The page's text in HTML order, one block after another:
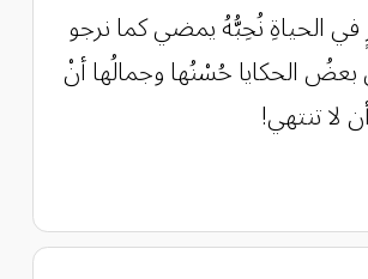
في الحياةِ نُحِبُّهُ ‏يمضي كما نرجو
الحكايا حُسْنُها وجمالُها ‏أنْ
لا تنتهي!